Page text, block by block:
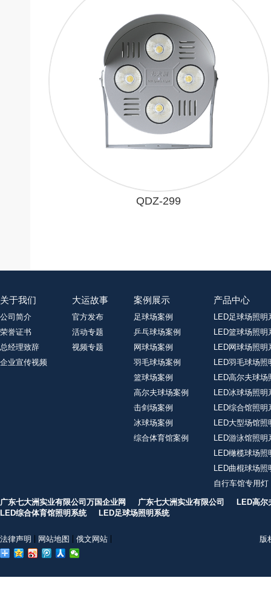
QDZ-299
关于我们
公司简介
荣誉证书
总经理致辞
企业宣传视频
大运故事
官方发布
活动专题
视频专题
案例展示
足球场案例
乒乓球场案例
网球场案例
羽毛球场案例
篮球场案例
高尔夫球场案例
击剑场案例
冰球场案例
综合体育馆案例
产品中心
LED足球场照明
LED篮球场照明
LED网球场照明
LED羽毛球场照
LED高尔夫球场
LED冰球场照明
LED综合馆照明
LED大型场馆照
LED游泳馆照明
LED橄榄球场照
LED曲棍球场照
自行车馆专用灯
广东七大洲实业有限公司万国企业网 广东七大洲实业有限公司
LED高尔
LED综合体育馆照明系统
LED足球场照明系统
法律声明 网站地图 俄文网站 版